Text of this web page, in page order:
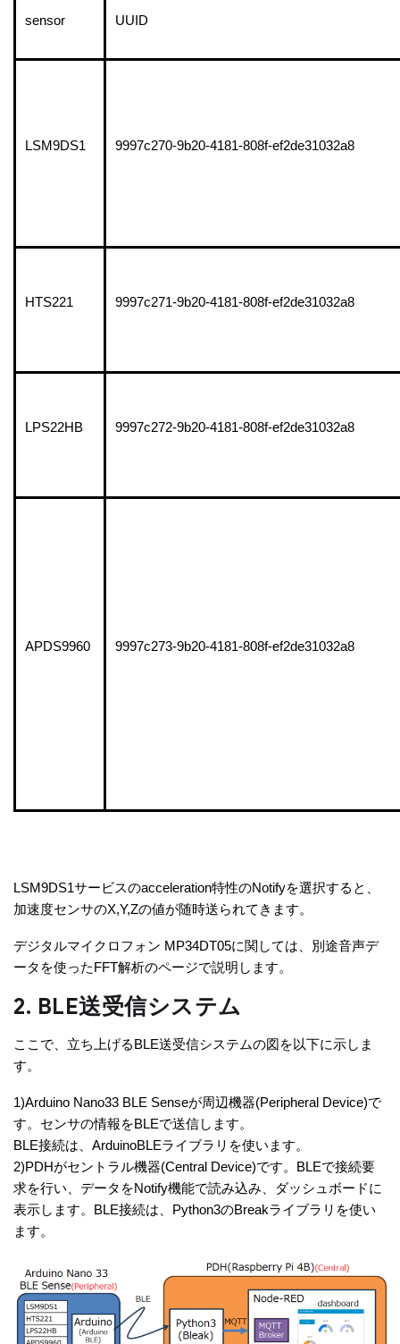
sensor UUID
LSM9DS1 9997c270-9b20-4181-808f-ef2de31032a8
HTS221 9997c271-9b20-4181-808f-ef2de31032a8
LPS22HB 9997c272-9b20-4181-808f-ef2de31032a8
APDS9960 9997c273-9b20-4181-808f-ef2de31032a8
LSM9DS1サービスのacceleration特性のNotifyを選択すると、
加速度センサのX,Y,Zの値が随時送られてきます。
デジタルマイクロフォン MP34DT05に関しては、別途音声デ
ータを使ったFFT解析のページで説明します。
2. BLE送受信システム
ここで、立ち上げるBLE送受信システムの図を以下に示しま
す。
1)Arduino Nano33 BLE Senseが周辺機器(Peripheral Device)で
す。センサの情報をBLEで送信します。
BLE接続は、ArduinoBLEライブラリを使います。
2)PDHがセントラル機器(Central Device)です。BLEで接続要
求を行い、データをNotify機能で読み込み、ダッシュボードに
表示します。BLE接続は、Python3のBreakライブラリを使い
ます。